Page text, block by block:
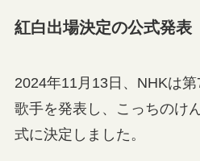
紅白出場決定の公式発表
2024年11月13日、NHKは
歌手を発表し、こっちのけ
式に決定しました。